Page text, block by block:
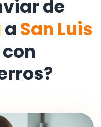
de
a San Luis
con